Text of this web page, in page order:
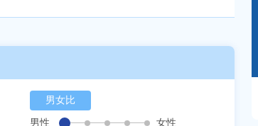
男女比
男性
女性
あるモノに魅了され続け気がつけばマニア
に！？ディープな世界にあなたもきっとハマる
はず！